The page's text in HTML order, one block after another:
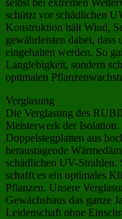
selbst bei extremen
schützt vor schädlichen
Konstruktion hält Wind,
gewährleisten dabei, dass
eingehalten werden. So
Langlebigkeit, sondern
optimalen
Verglasung
Die Verglasung des
Meisterwerk der
Doppelstegplatten aus
herausragende
schädlichen UV-Strahlen.
schafft es ein optimales
Pflanzen. Unsere
Gewächshaus das ganze
Leidenschaft ohne